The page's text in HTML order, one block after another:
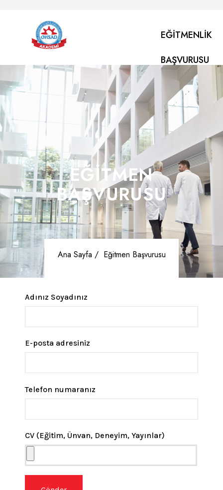
EĞITMENLIK
BAŞVURUSU
EĞITMEN
BAŞVURUSU
Ana Sayfa / Eğitmen Başvurusu
Adınız Soyadınız
E-posta adresiniz
Telefon numaranız
CV (Eğitim, Ünvan, Deneyim, Yayınlar)